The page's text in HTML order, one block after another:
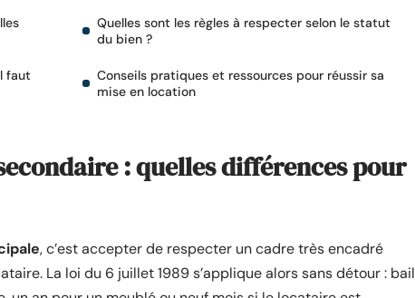
Quelles sont les règles à respecter selon le statut
du bien ?
faut
Conseils pratiques et ressources pour réussir sa
mise en location
: quelles différences pour
, c’est accepter de respecter un cadre très encadré
La loi du 6 juillet 1989 s’applique alors sans détour : bail